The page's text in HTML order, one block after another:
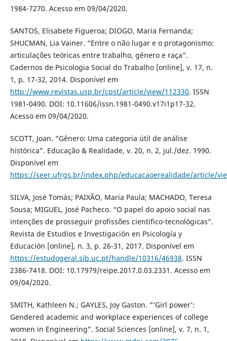
1984-7270. Acesso em 09/04/2020.
SANTOS, Elisabete Figueroa; DIOGO, Maria Fernanda;
SHUCMAN, Lia Vainer. “Entre o não lugar e o protagonismo:
articulações teóricas entre trabalho, gênero e raça”.
Cadernos de Psicologia Social do Trabalho [online], v. 17, n.
1, p. 17-32, 2014. Disponível em
http://www.revistas.usp.br/cpst/article/view/112330. ISSN
1981-0490. DOI: 10.11606/issn.1981-0490.v17i1p17-32.
Acesso em 09/04/2020.
SCOTT, Joan. “Gênero: Uma categoria útil de análise
histórica”. Educação & Realidade, v. 20, n. 2, jul./dez. 1990.
Disponível em
https://seer.ufrgs.br/index.php/educacaoerealidade/article/
SILVA, José Tomás; PAIXÃO, Maria Paula; MACHADO, Teresa
Sousa; MIGUEL, José Pacheco. “O papel do apoio social nas
intenções de prosseguir profissões científico-tecnológicas”.
Revista de Estudios e Investigación en Psicología y
Educación [online], n. 3, p. 26-31, 2017. Disponível em
https://estudogeral.sib.uc.pt/handle/10316/46938. ISSN
2386-7418. DOI: 10.17979/reipe.2017.0.03.2331. Acesso em
09/04/2020.
SMITH, Kathleen N.; GAYLES, Joy Gaston. “‘Girl power’:
Gendered academic and workplace experiences of college
women in Engineering”. Social Sciences [online], v. 7, n. 1,